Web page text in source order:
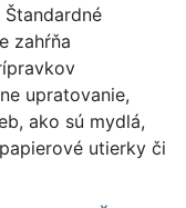
Štandardné
zahŕňa
upratovanie,
ako sú mydlá,
utierky či